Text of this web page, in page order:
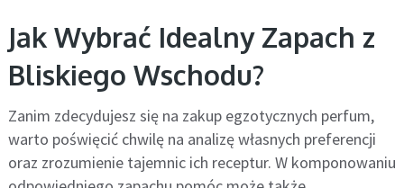
Jak Wybrać Idealny Zapach z
Bliskiego Wschodu?
Zanim zdecydujesz się na zakup egzotycznych perfum,
warto poświęcić chwilę na analizę własnych preferencji
oraz zrozumienie tajemnic ich receptur. W komponowaniu